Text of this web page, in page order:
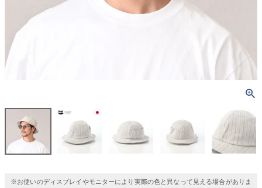
※お使いのディスプレイやモニターにより実際の色と異なって見える場合がありま